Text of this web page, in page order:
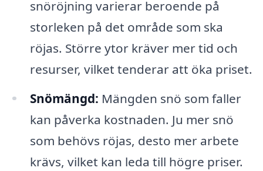
snöröjning varierar beroende på
storleken på det område som ska
röjas. Större ytor kräver mer tid och
resurser, vilket tenderar att öka priset.
Snömängd: Mängden snö som faller
kan påverka kostnaden. Ju mer snö
som behövs röjas, desto mer arbete
krävs, vilket kan leda till högre priser.